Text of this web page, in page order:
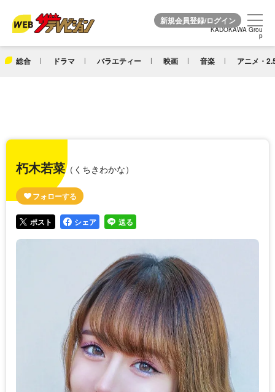
KADOKAWA Grou
p
総合 ドラマ バラエティー 映画 音楽 アニメ・
KADOKAWA Grou
p
朽木若菜（くちきわかな）
ポスト シェア 送る